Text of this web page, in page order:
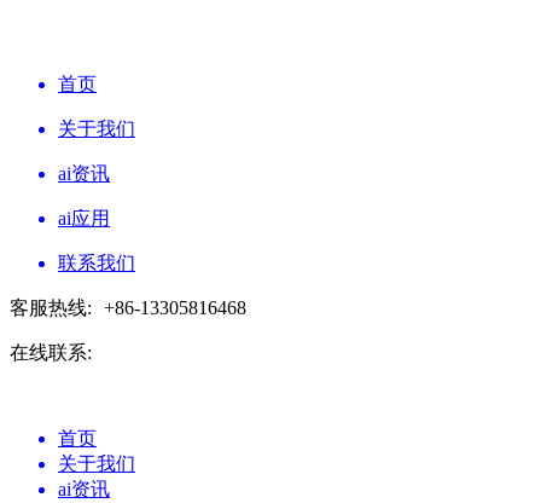
首页
关于我们
ai资讯
ai应用
联系我们
客服热线: +86-13305816468
在线联系:
首页
关于我们
ai资讯